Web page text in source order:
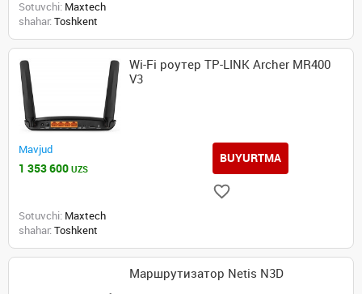
Sotuvchi: Maxtech
shahar: Toshkent
Wi-Fi роутер TP-LINK Archer MR400
V3
Mavjud
1 353 600 UZS
BUYURTMA
Sotuvchi: Maxtech
shahar: Toshkent
Маршрутизатор Netis N3D